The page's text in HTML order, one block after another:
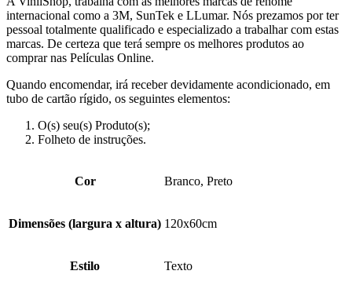
internacional como a 3M, SunTek e LLumar. Nós prezamos por ter
pessoal totalmente qualificado e especializado a trabalhar com estas
marcas. De certeza que terá sempre os melhores produtos ao
comprar nas Películas Online.
Quando encomendar, irá receber devidamente acondicionado, em
tubo de cartão rígido, os seguintes elementos:
O(s) seu(s) Produto(s);
Folheto de instruções.
Cor Branco, Preto
Dimensões (largura x altura) 120x60cm
Estilo Texto